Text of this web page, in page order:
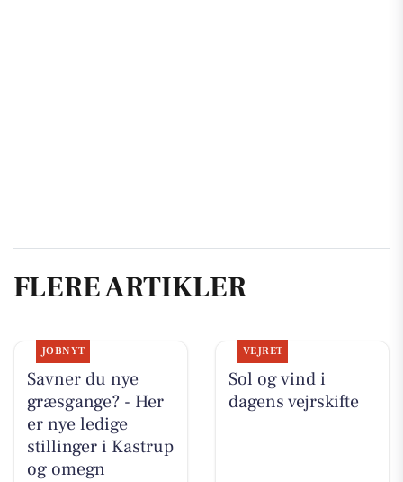
FLERE ARTIKLER
JOBNYT
Savner du nye
græsgange? - Her
er nye ledige
stillinger i Kastrup
og omegn
VEJRET
Sol og vind i
dagens vejrskifte